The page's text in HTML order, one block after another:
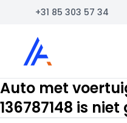
+31 85 303 57 34
Auto Atlas
Auto met
136787148 is